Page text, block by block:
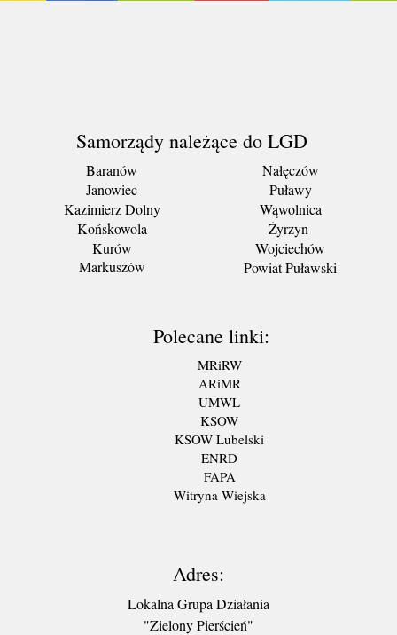
Samorządy należące do LGD
Baranów
Janowiec
Kazimierz Dolny
Końskowola
Kurów
Markuszów
Nałęczów
Puławy
Wąwolnica
Żyrzyn
Wojciechów
Powiat Puławski
Polecane linki:
MRiRW
ARiMR
UMWL
KSOW
KSOW Lubelski
ENRD
FAPA
Witryna Wiejska
Adres:
Lokalna Grupa Działania
"Zielony Pierścień"